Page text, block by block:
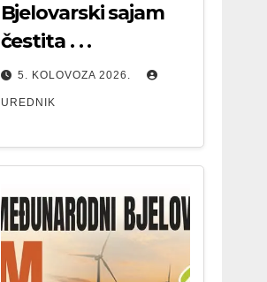
Bjelovarski sajam
čestita . . .
5. KOLOVOZA 2026.
UREDNIK